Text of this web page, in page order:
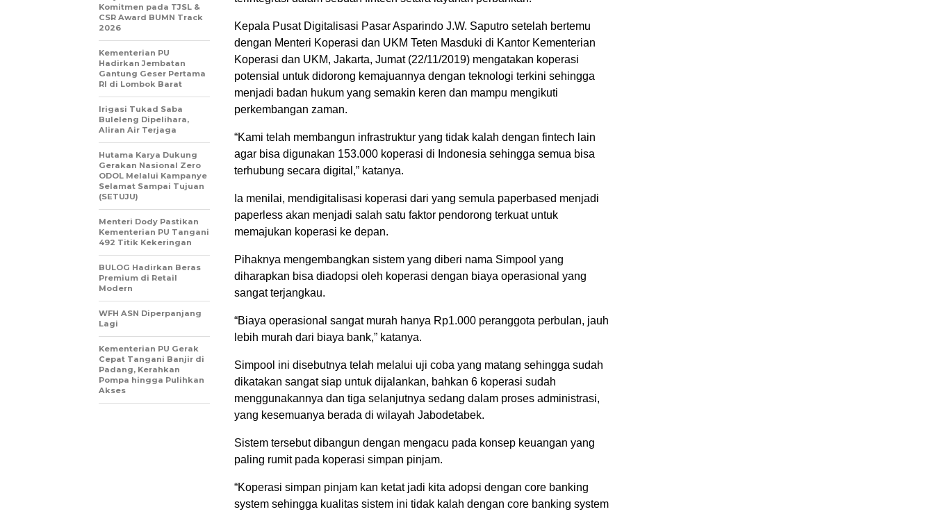
Kepala Pusat Digitalisasi Pasar Asparindo J.W. Saputro setelah bertemu
dengan Menteri Koperasi dan UKM Teten Masduki di Kantor Kementerian
Koperasi dan UKM, Jakarta, Jumat (22/11/2019) mengatakan koperasi
potensial untuk didorong kemajuannya dengan teknologi terkini sehingga
menjadi badan hukum yang semakin keren dan mampu mengikuti
perkembangan zaman.
“Kami telah membangun infrastruktur yang tidak kalah dengan fintech lain
agar bisa digunakan 153.000 koperasi di Indonesia sehingga semua bisa
terhubung secara digital,” katanya.
Ia menilai, mendigitalisasi koperasi dari yang semula paperbased menjadi
paperless akan menjadi salah satu faktor pendorong terkuat untuk
memajukan koperasi ke depan.
Pihaknya mengembangkan sistem yang diberi nama Simpool yang
diharapkan bisa diadopsi oleh koperasi dengan biaya operasional yang
sangat terjangkau.
“Biaya operasional sangat murah hanya Rp1.000 peranggota perbulan, jauh
lebih murah dari biaya bank,” katanya.
Simpool ini disebutnya telah melalui uji coba yang matang sehingga sudah
dikatakan sangat siap untuk dijalankan, bahkan 6 koperasi sudah
menggunakannya dan tiga selanjutnya sedang dalam proses administrasi,
yang kesemuanya berada di wilayah Jabodetabek.
Sistem tersebut dibangun dengan mengacu pada konsep keuangan yang
paling rumit pada koperasi simpan pinjam.
“Koperasi simpan pinjam kan ketat jadi kita adopsi dengan core banking
system sehingga kualitas sistem ini tidak kalah dengan core banking system
Komitmen pada TJSL &
CSR Award BUMN Track
2026
Kementerian PU
Hadirkan Jembatan
Gantung Geser Pertama
RI di Lombok Barat
Irigasi Tukad Saba
Buleleng Dipelihara,
Aliran Air Terjaga
Hutama Karya Dukung
Gerakan Nasional Zero
ODOL Melalui Kampanye
Selamat Sampai Tujuan
(SETUJU)
Menteri Dody Pastikan
Kementerian PU Tangani
492 Titik Kekeringan
BULOG Hadirkan Beras
Premium di Retail
Modern
WFH ASN Diperpanjang
Lagi
Kementerian PU Gerak
Cepat Tangani Banjir di
Padang, Kerahkan
Pompa hingga Pulihkan
Akses